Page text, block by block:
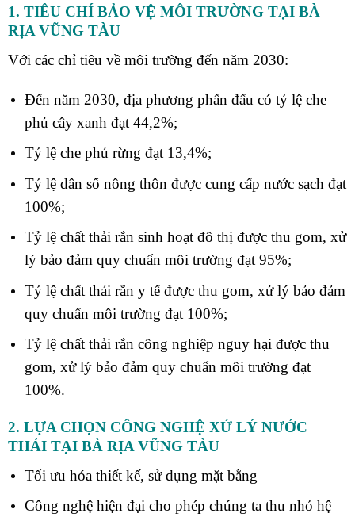
1. TIÊU CHÍ BẢO VỆ MÔI TRƯỜNG TẠI BÀ
RỊA VŨNG TÀU
Với các chỉ tiêu về môi trường đến năm 2030:
Đến năm 2030, địa phương phấn đấu có tỷ lệ che
phủ cây xanh đạt 44,2%;
Tỷ lệ che phủ rừng đạt 13,4%;
Tỷ lệ dân số nông thôn được cung cấp nước sạch đạt
100%;
Tỷ lệ chất thải rắn sinh hoạt đô thị được thu gom, xử
lý bảo đảm quy chuẩn môi trường đạt 95%;
Tỷ lệ chất thải rắn y tế được thu gom, xử lý bảo đảm
quy chuẩn môi trường đạt 100%;
Tỷ lệ chất thải rắn công nghiệp nguy hại được thu
gom, xử lý bảo đảm quy chuẩn môi trường đạt
100%.
2. LỰA CHỌN CÔNG NGHỆ XỬ LÝ NƯỚC
THẢI TẠI BÀ RỊA VŨNG TÀU
Tối ưu hóa thiết kế, sử dụng mặt bằng
Công nghệ hiện đại cho phép chúng ta thu nhỏ hệ